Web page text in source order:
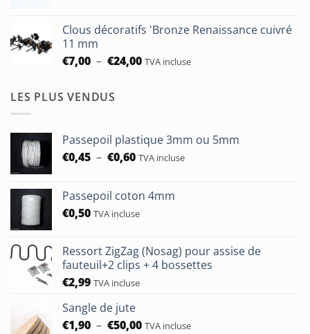
€6,50
€24,00
Clous décoratifs 'Bronze Renaissance cuivré
11 mm
€7,00 – €24,00Plage
€24,00
TVA incluse
LES PLUS VENDUS
Passepoil plastique 3mm ou 5mm
€0,45 – €0,60Plage
€0,45
à
TVA incluse
Passepoil coton 4mm
€0,50 TVA incluse
Ressort ZigZag (Nosag) pour assise de
fauteuil+2 clips + 4 bossettes
€2,99 TVA incluse
Sangle de jute
€1,90 – €50,00Plage
TVA incluse